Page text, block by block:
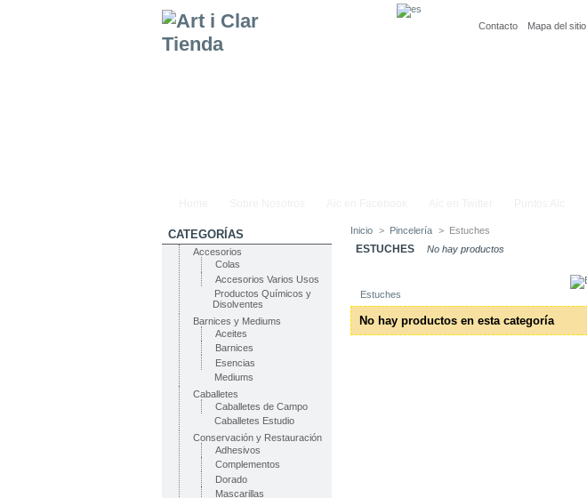
Contacto
Mapa del sitio
CATEGORÍAS
Accesorios
Colas
Accesorios Varios Usos
Productos Químicos y
Disolventes
Barnices y Mediums
Aceites
Barnices
Esencias
Mediums
Caballetes
Caballetes de Campo
Caballetes Estudio
Conservación y Restauración
Adhesivos
Complementos
Dorado
Mascarillas
Inicio > Pincelería > Estuches
ESTUCHES No hay productos
Estuches
No hay productos en esta categoría